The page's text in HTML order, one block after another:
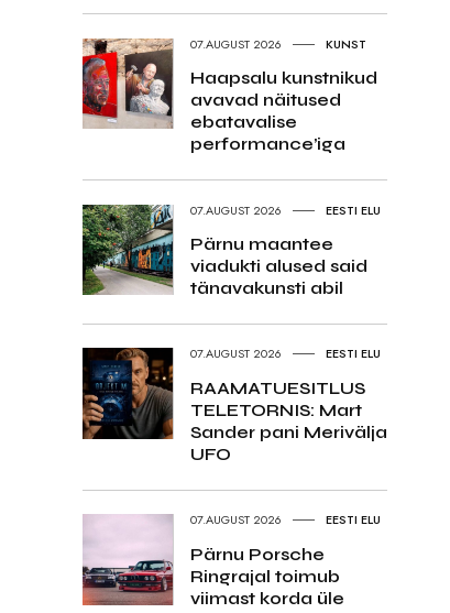
07.AUGUST 2026 KUNST
Haapsalu kunstnikud
avavad näitused
ebatavalise
performance’iga
07.AUGUST 2026 EESTI ELU
Pärnu maantee
viadukti alused said
tänavakunsti abil
07.AUGUST 2026 EESTI ELU
RAAMATUESITLUS
TELETORNIS: Mart
Sander pani Merivälja
UFO
07.AUGUST 2026 EESTI ELU
Pärnu Porsche
Ringrajal toimub
viimast korda üle